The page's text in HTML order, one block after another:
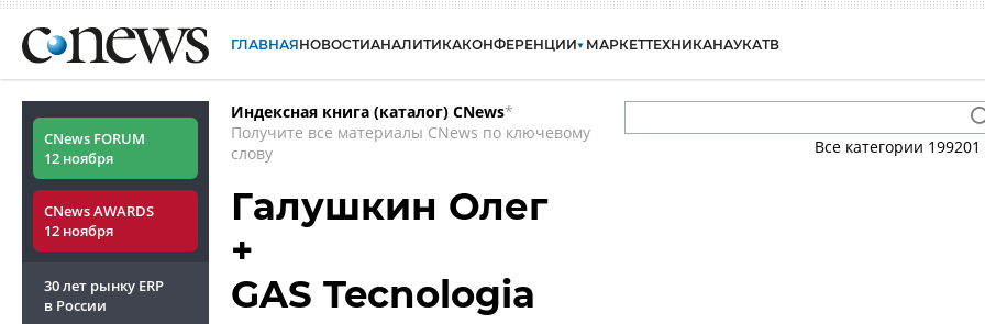
ГЛАВНАЯНОВОСТИАНАЛИТИКАКОНФЕРЕНЦИИ МАРКЕТТЕХНИКАНАУКАТВ
CNews FORUM
12 ноября
CNews AWARDS
12 ноября
30 лет рынку ERP
в России
Индексная книга (каталог) CNews*
Получите все материалы CNews по ключевому
слову
Все категории 199201
Галушкин Олег
+
GAS Tecnologia